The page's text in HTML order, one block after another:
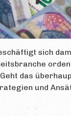
Prüfung
sich
das
und